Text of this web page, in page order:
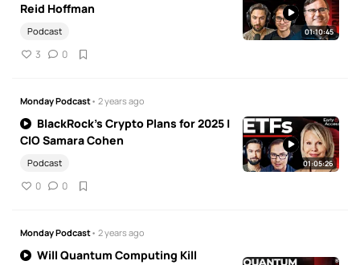
Reid Hoffman
Podcast
3 0
01:10:45
Monday Podcast• 2 years ago
BlackRock's Crypto Plans for 2025 |
CIO Samara Cohen
Podcast
0 0
01:05:26
Monday Podcast• 2 years ago
Will Quantum Computing Kill